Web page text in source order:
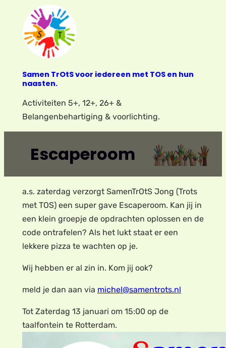
inhoud
Samen TrOtS voor iedereen met TOS en hun
naasten.
Activiteiten 5+, 12+, 26+ &
Belangenbehartiging & voorlichting.
Escaperoom
a.s. zaterdag verzorgt SamenTrOtS Jong (Trots
met TOS) een super gave Escaperoom. Kan jij in
een klein groepje de opdrachten oplossen en de
code ontrafelen? Als het lukt staat er een
lekkere pizza te wachten op je.
Wij hebben er al zin in. Kom jij ook?
meld je dan aan via michel@samentrots.nl
Tot Zaterdag 13 januari om 15:00 op de
taalfontein te Rotterdam.